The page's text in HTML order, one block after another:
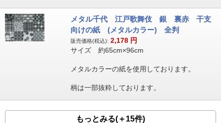
メタル千代 江戸歌舞伎 銀 裏赤 干支
向けの紙 (メタルカラー) 全判
販売価格(税込): 2,178 円
サイズ 約65cm×96cm
メタルカラーの紙を使用しております。
柄は一部抜粋しております。
もっとみる(＋15件)